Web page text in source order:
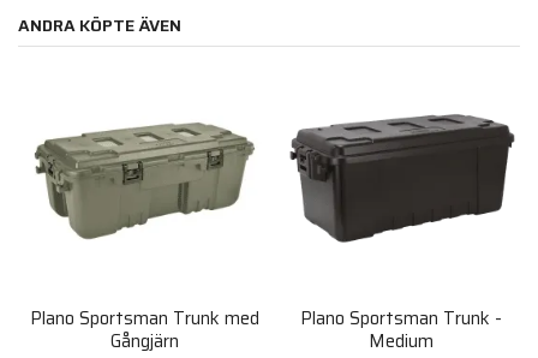
ANDRA KÖPTE ÄVEN
Plano Sportsman Trunk med
Gångjärn
Plano Sportsman Trunk -
Medium